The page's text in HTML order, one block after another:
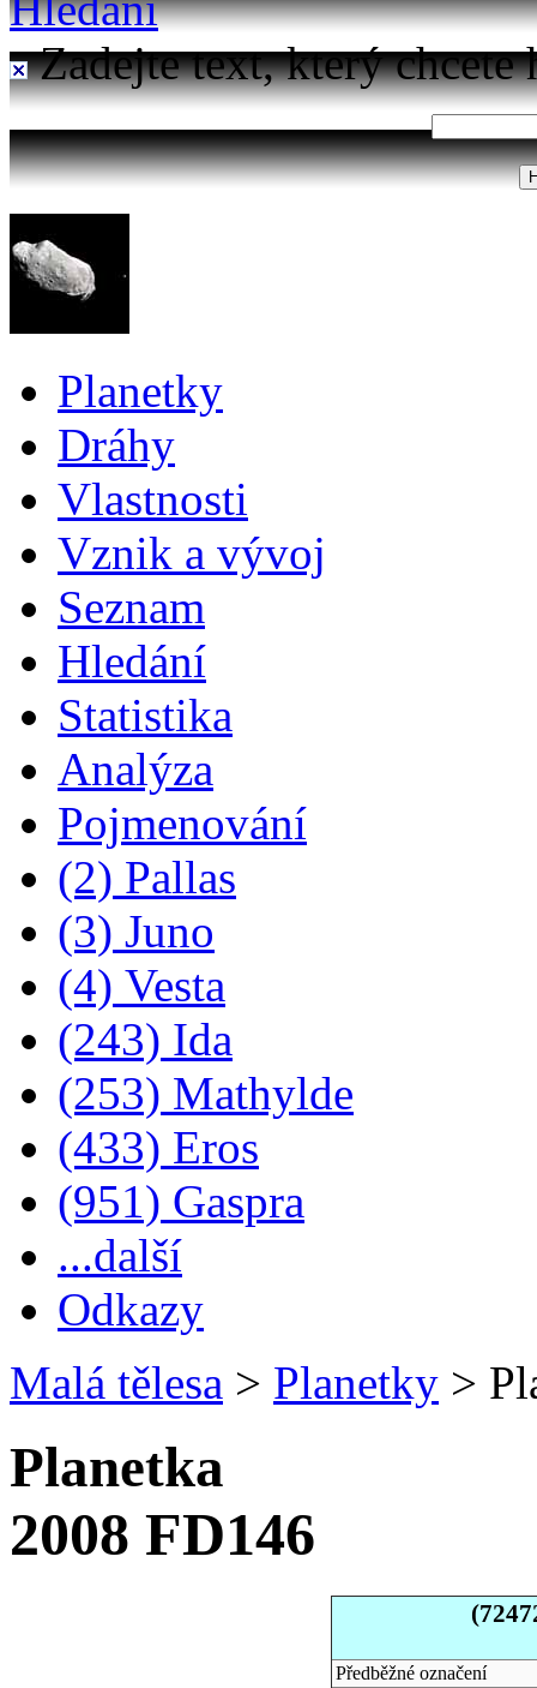
Zadejte text, který chcete
Planetky
Dráhy
Vlastnosti
Vznik a vývoj
Seznam
Hledání
Statistika
Analýza
Pojmenování
(2) Pallas
(3) Juno
(4) Vesta
(243) Ida
(253) Mathylde
(433) Eros
(951) Gaspra
...další
Odkazy
Malá tělesa > Planetky >
Planetka
2008 FD146
Předběžné označení